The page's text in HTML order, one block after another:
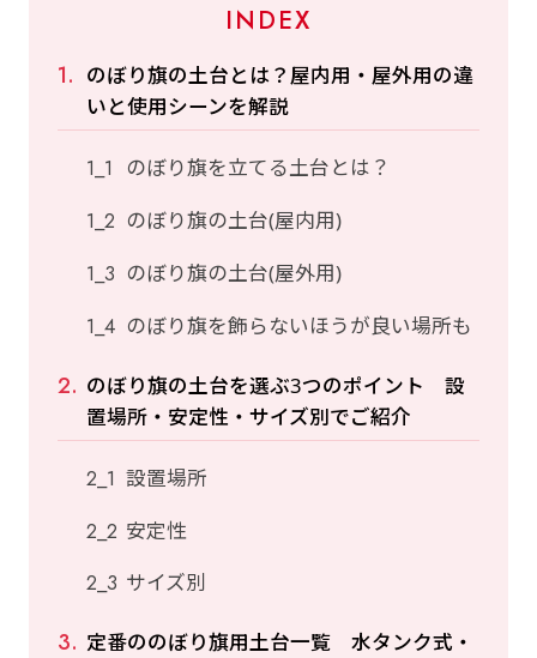
INDEX
のぼり旗の土台とは？屋内用・屋外用の違
いと使用シーンを解説
のぼり旗を立てる土台とは？
のぼり旗の土台(屋内用)
のぼり旗の土台(屋外用)
のぼり旗を飾らないほうが良い場所も
のぼり旗の土台を選ぶ3つのポイント 設
置場所・安定性・サイズ別でご紹介
設置場所
安定性
サイズ別
定番ののぼり旗用土台一覧 水タンク式・